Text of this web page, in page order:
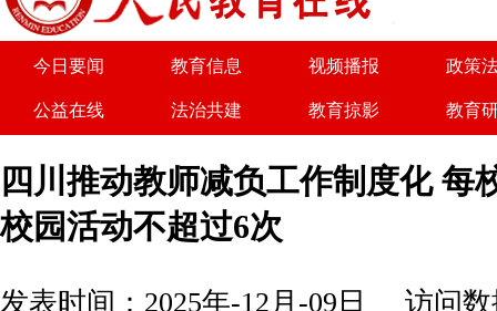
今日要闻 教育信息 视频播报 政策
公益在线 法治共建 教育掠影 教育
四川推动教师减负工作制度化 每
校园活动不超过6次
发表时间：2025年-12月-09日 访问数